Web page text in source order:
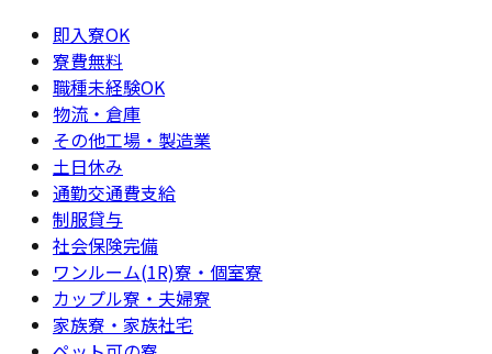
即入寮OK
寮費無料
職種未経験OK
物流・倉庫
その他工場・製造業
土日休み
通勤交通費支給
制服貸与
社会保険完備
ワンルーム(1R)寮・個室寮
カップル寮・夫婦寮
家族寮・家族社宅